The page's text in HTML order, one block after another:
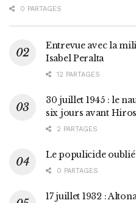
0 PARTAGES
Entrevue avec la
Isabel Peralta
12 PARTAGES
30 juillet 1945 : le
six jours avant
2 PARTAGES
Le populicide oublié
0 PARTAGES
17 juillet 1932 :